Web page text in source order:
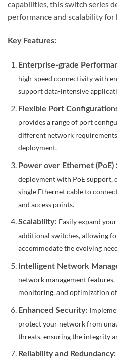
capabilities, this switch series
performance and scalability for
Key Features:
Enterprise-grade
high-speed connectivity with
support data-intensive
Flexible Port
provides a range of port
different network
deployment.
Power over Ethernet (PoE)
deployment with PoE support,
single Ethernet cable to
and access points.
Scalability: Easily expand
additional switches, allowing
accommodate the evolving
Intelligent Network
network management
monitoring, and optimization
Enhanced Security:
protect your network from
threats, ensuring the integrity
Reliability and Redundancy: